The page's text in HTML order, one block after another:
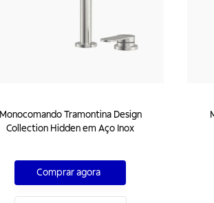
Monocomando Tramontina Design
Collection Hidden em Aço Inox
Comprar agora